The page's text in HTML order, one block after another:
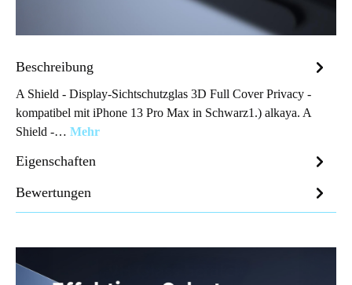
Beschreibung
A Shield - Display-Sichtschutzglas 3D Full Cover Privacy -
kompatibel mit iPhone 13 Pro Max in Schwarz1.) alkaya. A
Shield -… Mehr
Eigenschaften
Bewertungen